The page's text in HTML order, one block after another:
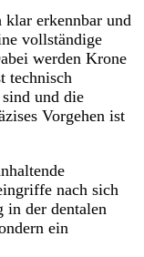
erkennbar und
vollständige
werden Krone
technisch
und die
Vorgehen ist
nach sich
in der dentalen
ein